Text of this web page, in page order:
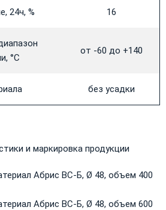
24ч, % 16
°С
от -60 до +140
без усадки
и маркировка продукции
Абрис ВС-Б, Ø 48, объем 400
Абрис ВС-Б, Ø 48, объем 600